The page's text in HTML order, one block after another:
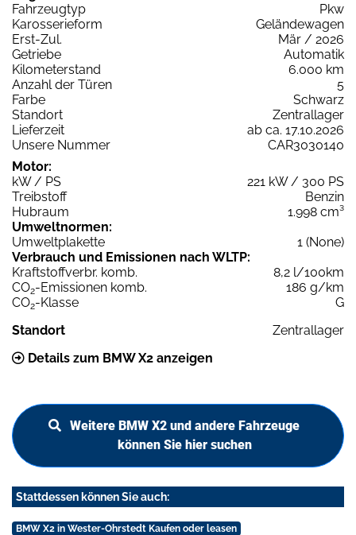
Fahrzeugtyp
Pkw
Karosserieform
Geländewagen
Erst-Zul.
Mär / 2026
Getriebe
Automatik
Kilometerstand
6.000 km
Anzahl der Türen
5
Farbe
Schwarz
Standort
Zentrallager
Lieferzeit
ab ca. 17.10.2026
Unsere Nummer
CAR3030140
Motor:
kW / PS
221 kW / 300 PS
Treibstoff
Benzin
Hubraum
1.998 cm³
Umweltnormen:
Umweltplakette
1 (None)
Verbrauch und Emissionen nach WLTP:
Kraftstoffverbr. komb.
8,2 l/100km
CO2-Emissionen komb.
186 g/km
CO2-Klasse
G
Standort
Zentrallager
Details zum BMW X2 anzeigen
Weitere BMW X2 und andere Fahrzeuge
können Sie hier suchen
Stattdessen können Sie auch:
BMW X2 in Wester-Ohrstedt Kaufen oder leasen